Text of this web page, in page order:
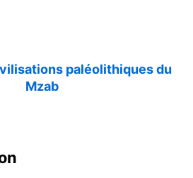
paléolithiques du
Mzab